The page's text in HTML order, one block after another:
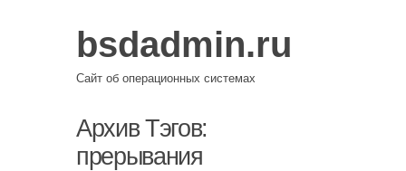
bsdadmin.ru
Сайт об операционных системах
Архив Тэгов:
прерывания